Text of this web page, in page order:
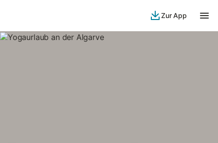
Zur App